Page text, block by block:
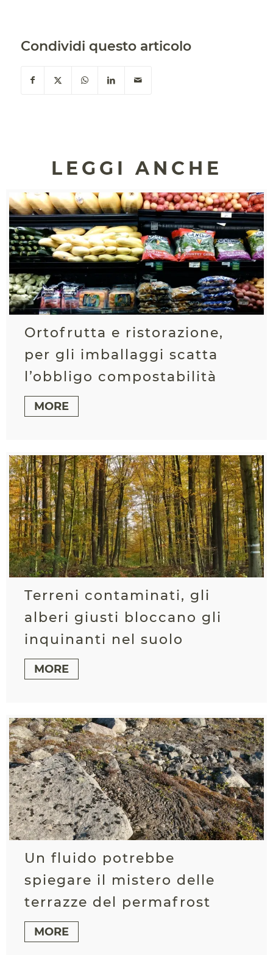
Condividi questo articolo
LEGGI ANCHE
Ortofrutta e ristorazione,
per gli imballaggi scatta
l’obbligo compostabilità
MORE
Terreni contaminati, gli
alberi giusti bloccano gli
inquinanti nel suolo
MORE
Un fluido potrebbe
spiegare il mistero delle
terrazze del permafrost
MORE